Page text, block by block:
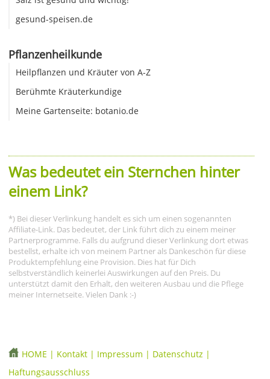
gesund-speisen.de
Pflanzenheilkunde
Heilpflanzen und Kräuter von A-Z
Berühmte Kräuterkundige
Meine Gartenseite: botanio.de
Was bedeutet ein Sternchen hinter
einem Link?
*) Bei dieser Verlinkung handelt es sich um einen sogenannten
Affiliate-Link. Das bedeutet, der Link führt dich zu einem meiner
Partnerprogramme. Falls du aufgrund dieser Verlinkung dort etwas
bestellst, erhalte ich von meinem Partner als Dankeschön für diese
Produktempfehlung eine Provision. Dies hat für Dich
selbstverständlich keinerlei Auswirkungen auf den Preis. Du
unterstützt damit den Erhalt, den weiteren Ausbau und die Pflege
meiner Internetseite. Vielen Dank :-)
HOME | Kontakt | Impressum | Datenschutz |
Haftungsausschluss